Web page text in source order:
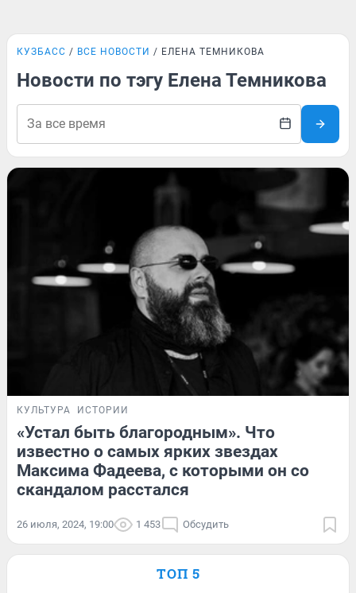
КУЗБАСС ВСЕ НОВОСТИ ЕЛЕНА ТЕМНИКОВА
Новости по тэгу Елена Темникова
КУЛЬТУРА ИСТОРИИ
«Устал быть благородным». Что
известно о самых ярких звездах
Максима Фадеева, с которыми он со
скандалом расстался
26 июля, 2024, 19:00 1 453 Обсудить
ТОП 5